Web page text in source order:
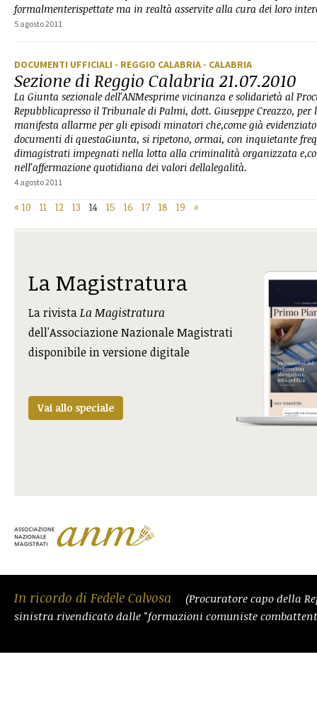
formalmenterispettate ma in realtà asservite alla cura dei loro
5 agosto 2011
DOCUMENTI UFFICIALI - REGGIO CALABRIA - CALABRIA
Sezione di Reggio Calabria 21.07.2010
La Giunta sezionale dell'ANMesprime vicinanza e solidarietà al
Repubblicapresso il Tribunale di Palmi, dott. Giuseppe Creazzo,
manifesta allarme per gli episodi minatori che,come già
documenti di questaGiunta, si ripetono, ormai, con inquietante
dimagistrati impegnati nella lotta alla criminalità organizzata
nell'affermazione quotidiana dei valori dellalegalità.
4 agosto 2011
« 10 11 12 13 14 15 16 17 18 19 »
La Magistratura
La rivistaLa Magistratura
dell'Associazione Nazionale Magistrati
disponibile in versione digitale
Vai allo speciale
In ricordo di Fedele Calvosa
(Procuratore capo della
sinistra rivendicato dalle "formazioni comuniste